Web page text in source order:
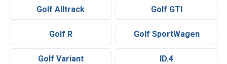
Golf Alltrack Golf GTI
Golf R Golf SportWagen
Golf Variant ID.4